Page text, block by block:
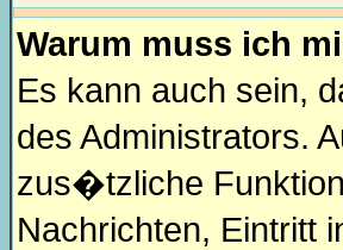
Warum muss ich
Es kann auch sein,
des Administrators.
zus�tzliche
Nachrichten, Eintritt